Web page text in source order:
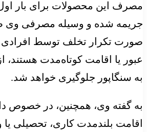
مصرف این محصولات برای بار
جریمه شده و وسیله مصرفی وی
صورت تکرار تخلف توسط افرادی
عبور یا اقامت کوتاه‌مدت هستند،
به سنگاپور جلوگیری خواهد شد.
به گفته وی، همچنین، در خصوص
اقامت بلندمدت کاری، تحصیلی یا